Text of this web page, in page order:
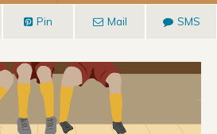
Pin Mail SMS